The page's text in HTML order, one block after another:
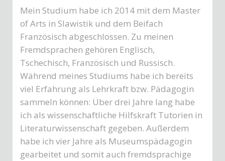
Mein Studium habe ich 2014 mit dem Master
of Arts in Slawistik und dem Beifach
Französisch abgeschlossen. Zu meinen
Fremdsprachen gehören Englisch,
Tschechisch, Französisch und Russisch.
Während meines Studiums habe ich bereits
viel Erfahrung als Lehrkraft bzw. Pädagogin
sammeln können: Über drei Jahre lang habe
ich als wissenschaftliche Hilfskraft Tutorien in
Literaturwissenschaft gegeben. Außerdem
habe ich vier Jahre als Museumspädagogin
gearbeitet und somit auch fremdsprachige